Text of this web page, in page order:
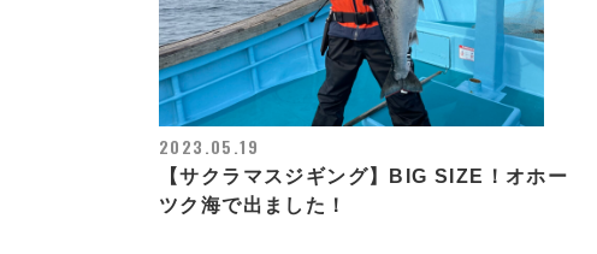
2023.05.19
【サクラマスジギング】BIG SIZE！オホー
ツク海で出ました！